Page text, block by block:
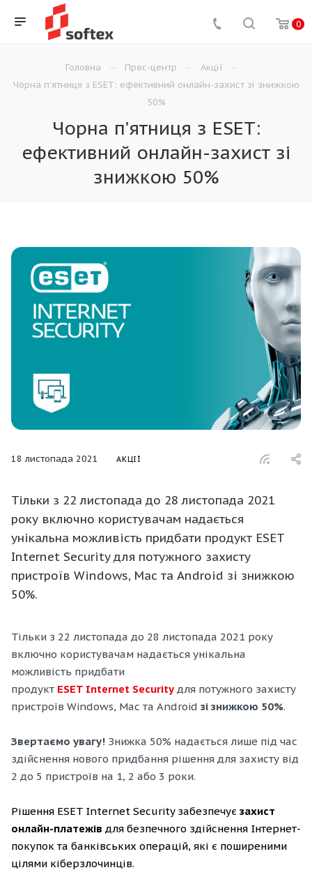
0
Головна Прес-центр
Акції
Чорна п’ятниця з ESET: ефективний онлайн-захист зі знижкою
50%
Чорна п’ятниця з ESET:
ефективний онлайн-захист зі
знижкою 50%
18 листопада 2021 АКЦІЇ
Тільки з 22 листопада до 28 листопада 2021
року включно користувачам надається
унікальна можливість придбати продукт ESET
Internet Security для потужного захисту
пристроїв Windows, Mac та Android зі знижкою
50%.
Тільки з 22 листопада до 28 листопада 2021 року
включно користувачам надається унікальна
можливість придбати
продукт ESET Internet Security для потужного захисту
пристроїв Windows, Mac та Android зі знижкою 50%.
Звертаємо увагу! Знижка 50% надається лише під час
здійснення нового придбання рішення для захисту від
2 до 5 пристроїв на 1, 2 або 3 роки.
Рішення ESET Internet Security забезпечує захист
онлайн-платежів для безпечного здійснення Інтернет-
покупок та банківських операцій, які є поширеними
цілями кіберзлочинців.